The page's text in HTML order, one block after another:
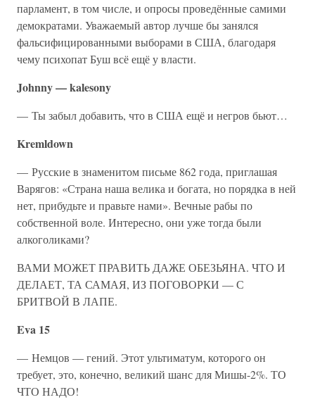
парламент, в том числе, и опросы проведённые самими
демократами. Уважаемый автор лучше бы занялся
фальсифицированными выборами в США, благодаря
чему психопат Буш всё ещё у власти.
Johnny — kalesony
— Ты забыл добавить, что в США ещё и негров бьют…
Kremldown
— Русские в знаменитом письме 862 года, приглашая
Варягов: «Страна наша велика и богата, но порядка в ней
нет, прибудьте и правьте нами». Вечные рабы по
собственной воле. Интересно, они уже тогда были
алкоголиками?
ВАМИ МОЖЕТ ПРАВИТЬ ДАЖЕ ОБЕЗЬЯНА. ЧТО И
ДЕЛАЕТ, ТА САМАЯ, ИЗ ПОГОВОРКИ — С
БРИТВОЙ В ЛАПЕ.
Eva 15
— Немцов — гений. Этот ультиматум, которого он
требует, это, конечно, великий шанс для Мишы-2%. ТО
ЧТО НАДО!